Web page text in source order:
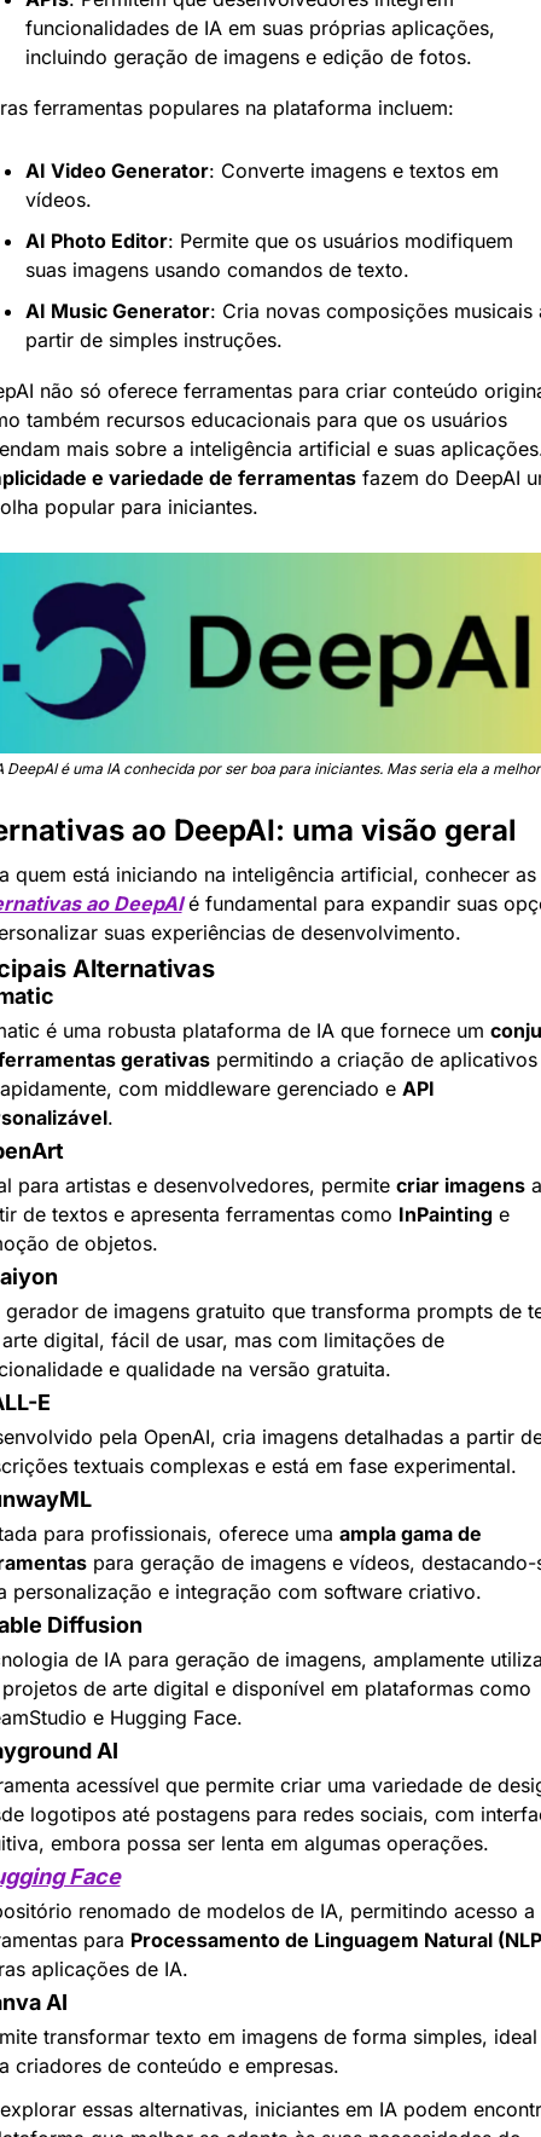
funcionalidades de IA em suas próprias aplicações,
incluindo geração de imagens e edição de fotos.
ferramentas populares na plataforma incluem:
AI Video Generator: Converte imagens e textos em
vídeos.
AI Photo Editor: Permite que os usuários modifiquem
suas imagens usando comandos de texto.
AI Music Generator: Cria novas composições musicais
partir de simples instruções.
não só oferece ferramentas para criar conteúdo
também recursos educacionais para que os usuários
e variedade de ferramentas fazem do DeepAI
popular para iniciantes.
DeepAI é uma IA conhecida por ser boa para iniciantes. Mas seria ela a
ao DeepAI: uma visão geral
Para quem está iniciando na inteligência artificial, conhecer as
ao DeepAI é fundamental para expandir suas
suas experiências de desenvolvimento.
Alternativas
é uma robusta plataforma de IA que fornece um
gerativas permitindo a criação de aplicativos
com middleware gerenciado e API
.
para artistas e desenvolvedores, permite criar imagens a
de textos e apresenta ferramentas como InPainting e
de objetos.
gerador de imagens gratuito que transforma prompts de
digital, fácil de usar, mas com limitações de
e qualidade na versão gratuita.
E
pela OpenAI, cria imagens detalhadas a partir
textuais complexas e está em fase experimental.
para profissionais, oferece uma ampla gama de
para geração de imagens e vídeos, destacando-
personalização e integração com software criativo.
Diffusion
de IA para geração de imagens, amplamente
de arte digital e disponível em plataformas como
e Hugging Face.
AI
acessível que permite criar uma variedade de
logotipos até postagens para redes sociais, com
embora possa ser lenta em algumas operações.
Face
renomado de modelos de IA, permitindo acesso a
para Processamento de Linguagem Natural
aplicações de IA.
AI
transformar texto em imagens de forma simples, ideal
criadores de conteúdo e empresas.
essas alternativas, iniciantes em IA podem